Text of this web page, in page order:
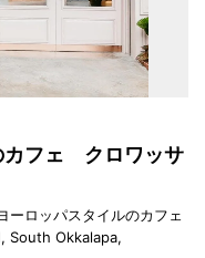
カフェ クロワッサ
ーロッパスタイルのカフェ
South Okkalapa,